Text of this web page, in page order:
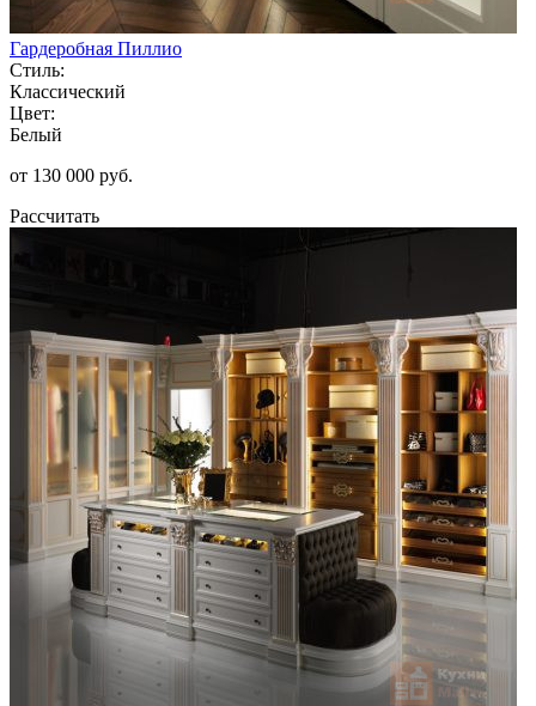
Гардеробная Пиллио
Стиль:
Классический
Цвет:
Белый
от 130 000 руб.
Рассчитать